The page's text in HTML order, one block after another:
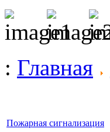
: Главная
Пожарная сигнализация